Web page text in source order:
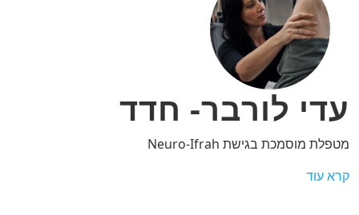
עדי לורבר- חדד
מטפלת מוסמכת בגישת Neuro-Ifrah
קרא עוד